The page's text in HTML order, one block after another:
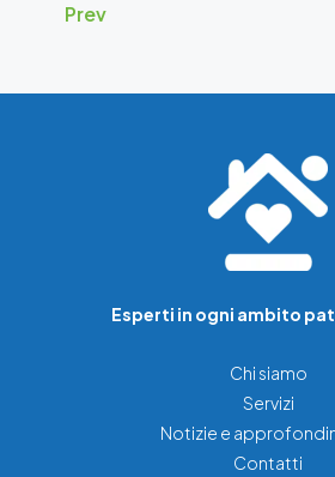
Prev
Esperti in ogni ambito
Chi siamo
Servizi
Notizie e
Contatti